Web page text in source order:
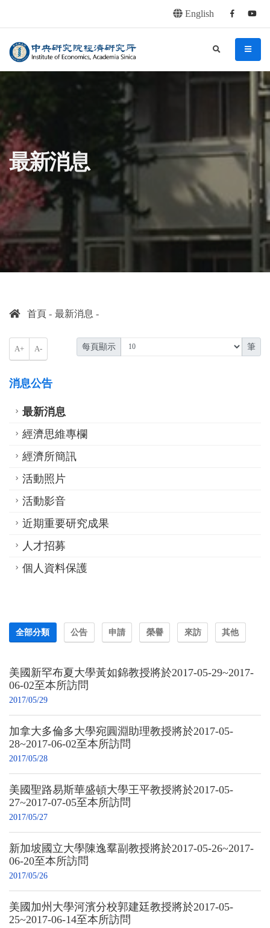
English Facebook
中央研究院經濟研究所 menu
search
最新消息
首頁 最新消息
A+ A- 每頁顯示 筆
消息公告
最新消息
經濟思維專欄
經濟所簡訊
活動照片
活動影音
近期重要研究成果
人才招募
個人資料保護
全部分類 公告 申請 榮譽 來訪 其他
美國新罕布夏大學黃如錦教授將於2017-05-29~2017-
06-02至本所訪問
2017/05/29
加拿大多倫多大學宛圓淵助理教授將於2017-05-
28~2017-06-02至本所訪問
2017/05/28
美國聖路易斯華盛頓大學王平教授將於2017-05-
27~2017-07-05至本所訪問
2017/05/27
新加坡國立大學陳逸羣副教授將於2017-05-26~2017-
06-20至本所訪問
2017/05/26
美國加州大學河濱分校郭建廷教授將於2017-05-
25~2017-06-14至本所訪問